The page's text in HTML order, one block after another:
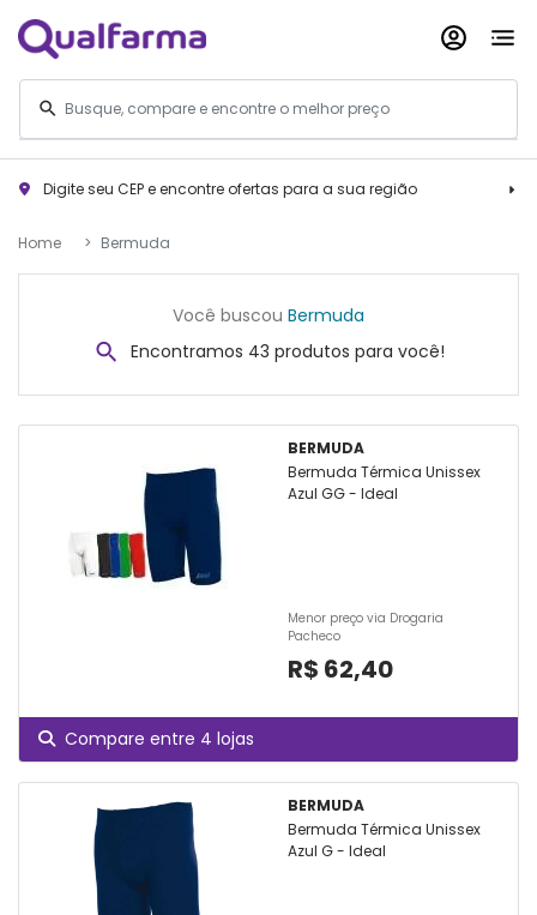
Digite seu CEP e encontre ofertas para a sua região
Home Bermuda
Você buscou Bermuda
Encontramos 43 produtos para você!
BERMUDA
Bermuda Térmica Unissex
Azul GG - Ideal
Menor preço via Drogaria
Pacheco
R$ 62,40
Compare entre 4 lojas
BERMUDA
Bermuda Térmica Unissex
Azul G - Ideal